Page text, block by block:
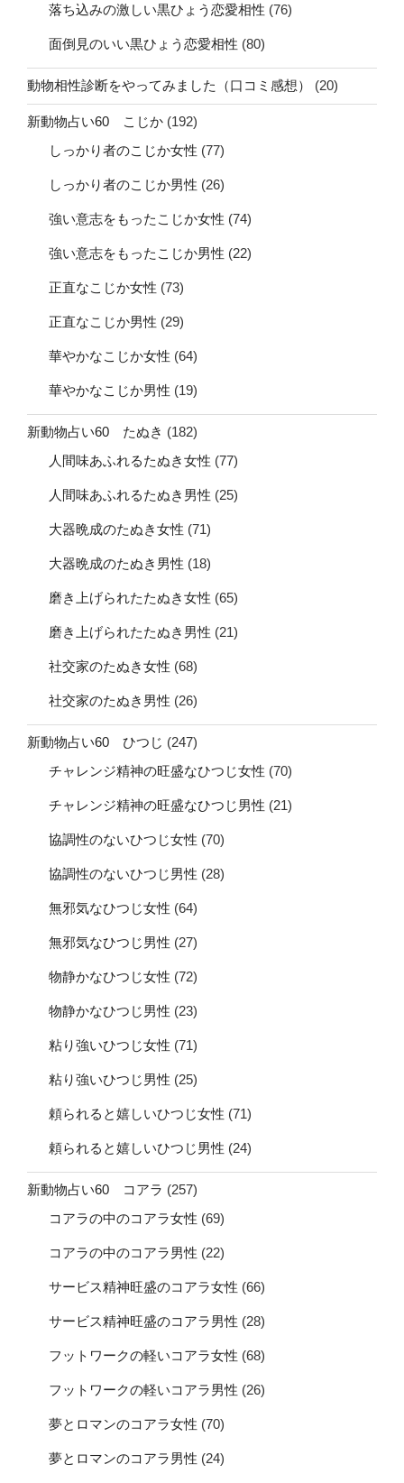
落ち込みの激しい黒ひょう恋愛相性 (76)
面倒見のいい黒ひょう恋愛相性 (80)
動物相性診断をやってみました（口コミ感想） (20)
新動物占い60 こじか (192)
しっかり者のこじか女性 (77)
しっかり者のこじか男性 (26)
強い意志をもったこじか女性 (74)
強い意志をもったこじか男性 (22)
正直なこじか女性 (73)
正直なこじか男性 (29)
華やかなこじか女性 (64)
華やかなこじか男性 (19)
新動物占い60 たぬき (182)
人間味あふれるたぬき女性 (77)
人間味あふれるたぬき男性 (25)
大器晩成のたぬき女性 (71)
大器晩成のたぬき男性 (18)
磨き上げられたたぬき女性 (65)
磨き上げられたたぬき男性 (21)
社交家のたぬき女性 (68)
社交家のたぬき男性 (26)
新動物占い60 ひつじ (247)
チャレンジ精神の旺盛なひつじ女性 (70)
チャレンジ精神の旺盛なひつじ男性 (21)
協調性のないひつじ女性 (70)
協調性のないひつじ男性 (28)
無邪気なひつじ女性 (64)
無邪気なひつじ男性 (27)
物静かなひつじ女性 (72)
物静かなひつじ男性 (23)
粘り強いひつじ女性 (71)
粘り強いひつじ男性 (25)
頼られると嬉しいひつじ女性 (71)
頼られると嬉しいひつじ男性 (24)
新動物占い60 コアラ (257)
コアラの中のコアラ女性 (69)
コアラの中のコアラ男性 (22)
サービス精神旺盛のコアラ女性 (66)
サービス精神旺盛のコアラ男性 (28)
フットワークの軽いコアラ女性 (68)
フットワークの軽いコアラ男性 (26)
夢とロマンのコアラ女性 (70)
夢とロマンのコアラ男性 (24)